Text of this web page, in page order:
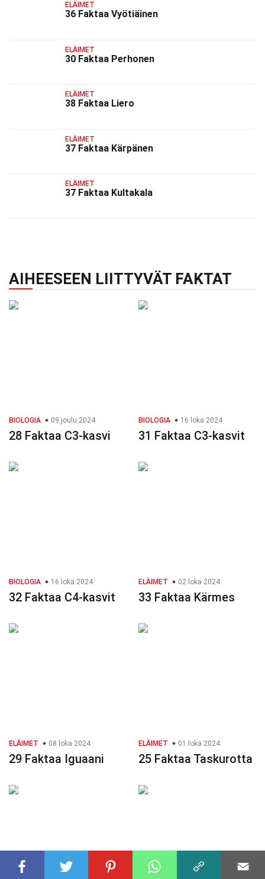
ELÄIMET
36 Faktaa Vyötiäinen
ELÄIMET
30 Faktaa Perhonen
ELÄIMET
38 Faktaa Liero
ELÄIMET
37 Faktaa Kärpänen
ELÄIMET
37 Faktaa Kultakala
AIHEESEEN LIITTYVÄT FAKTAT
BIOLOGIA 09 joulu 2024
28 Faktaa C3-kasvi
BIOLOGIA 16 loka 2024
31 Faktaa C3-kasvit
BIOLOGIA 16 loka 2024
32 Faktaa C4-kasvit
ELÄIMET 02 loka 2024
33 Faktaa Kärmes
ELÄIMET 08 loka 2024
29 Faktaa Iguaani
ELÄIMET 01 loka 2024
25 Faktaa Taskurotta